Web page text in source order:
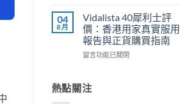
指
南〉
中
實
服
用
心
得
買
有
效？
2026
香
港
必
效
片
副
作
用
嗎？
04
8 月
Vidalista 40犀利士評
價：香港用家真實服用
報告與正貨購買指南
在
犀
利
留言功能已關閉
熱點關注